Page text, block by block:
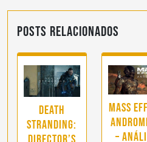
Posts Relacionados
Death
Stranding:
Mass
–